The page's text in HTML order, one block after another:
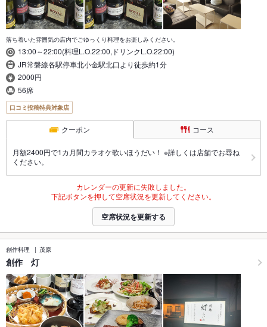
落ち着いた雰囲気の店内でごゆっくり料理をお楽しみください。
13:00～22:00(料理L.O.22:00,ドリンクL.O.22:00)
JR常磐線各駅停車北小金駅北口より徒歩約1分
2000円
56席
口コミ投稿特典対象店
クーポン コース
月額2400円で1カ月間カラオケ歌いほうだい！ ※詳しくは店舗でお尋ね
ください。
カレンダーの更新に失敗しました。
下記ボタンを押して空席状況を更新してください。
空席状況を更新する
創作料理 茂原
創作 灯